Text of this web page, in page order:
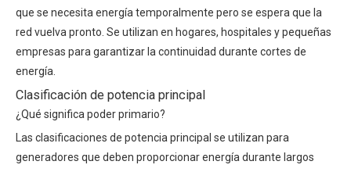
que se necesita energía temporalmente pero se espera que la
red vuelva pronto. Se utilizan en hogares, hospitales y pequeñas
empresas para garantizar la continuidad durante cortes de
energía.
Clasificación de potencia principal
¿Qué significa poder primario?
Las clasificaciones de potencia principal se utilizan para
generadores que deben proporcionar energía durante largos